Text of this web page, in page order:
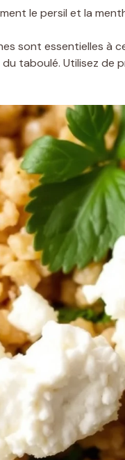
le persil et la
sont essentielles à
taboulé. Utilisez de